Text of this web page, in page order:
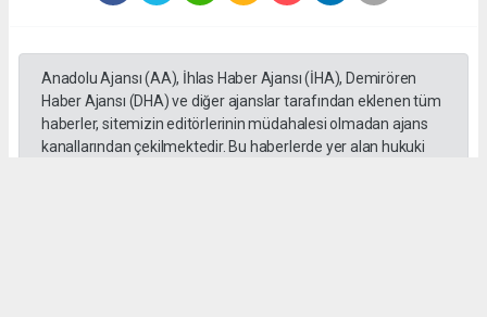
Anadolu Ajansı (AA), İhlas Haber Ajansı (İHA), Demirören
Haber Ajansı (DHA) ve diğer ajanslar tarafından eklenen tüm
haberler, sitemizin editörlerinin müdahalesi olmadan ajans
kanallarından çekilmektedir. Bu haberlerde yer alan hukuki